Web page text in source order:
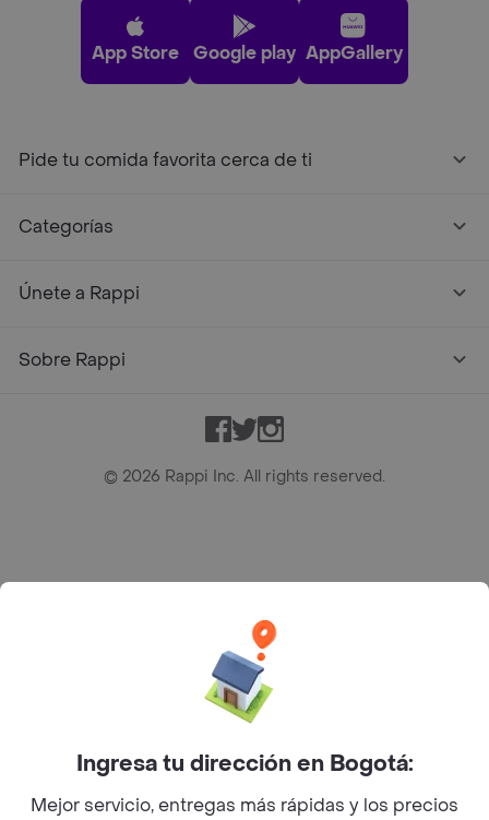
App Store Google play AppGallery
Pide tu comida favorita cerca de ti
Categorías
Únete a Rappi
Sobre Rappi
Facebook
TwitterInstagram
© 2026 Rappi Inc. All rights reserved.
Bogotá D.C. --- notificacionesrappi@rappi.com
Ingresa tu dirección en Bogotá:
Mejor servicio, entregas más rápidas y los precios